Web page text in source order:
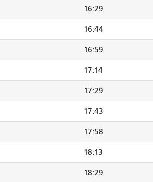
16:29
16:44
16:59
17:14
17:29
17:43
17:58
18:13
18:29